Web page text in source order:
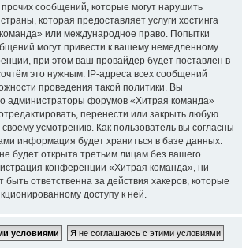
сообщений, которые могут нарушить
которая предоставляет услуги хостинга
или международное право. Попытки
могут привести к вашему немедленному
при этом ваш провайдер будет поставлен в
это нужным. IP-адреса всех сообщений
проведения такой политики. Вы
администраторы форумов «Хитрая команда»
перенести или закрыть любую
усмотрению. Как пользователь вы согласны
информация будет храниться в базе данных.
будет открыта третьим лицам без вашего
конференции «Хитрая команда», ни
ответственна за действия хакеров, которые
доступу к ней.